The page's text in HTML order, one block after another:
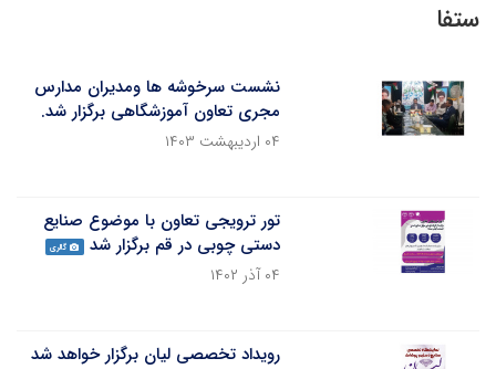
ستفا
نشست سرخوشه ها ومدیران مدارس
مجری تعاون آموزشگاهی برگزار شد.
۰۴ اردیبهشت ۱۴۰۳
تور ترویجی تعاون با موضوع صنایع
دستی چوبی در قم برگزار شد
گالری
۰۴ آذر ۱۴۰۲
رویداد تخصصی لیان برگزار خواهد شد